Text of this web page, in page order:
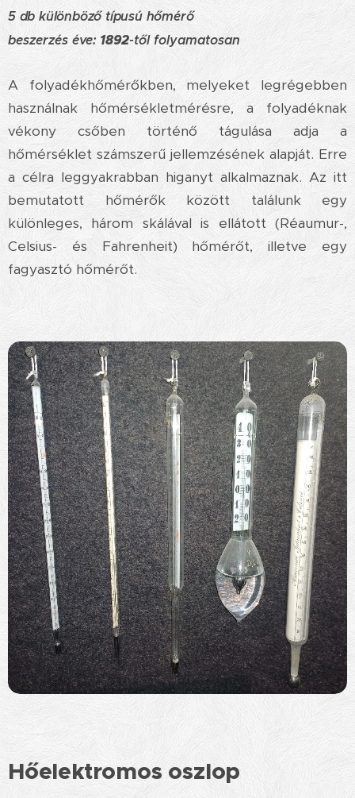
5 db különböző típusú hőmérő
beszerzés éve: 1892-től folyamatosan
A folyadékhőmérőkben, melyeket legrégebben
használnak hőmérsékletmérésre, a folyadéknak
vékony csőben történő tágulása adja a
hőmérséklet számszerű jellemzésének alapját. Erre
a célra leggyakrabban higanyt alkalmaznak. Az itt
bemutatott hőmérők között találunk egy
különleges, három skálával is ellátott (Réaumur-,
Celsius- és Fahrenheit) hőmérőt, illetve egy
fagyasztó hőmérőt.
Hőelektromos oszlop